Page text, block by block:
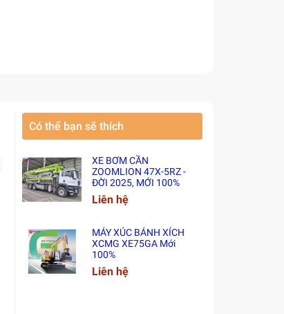
Có thể bạn sẽ thích
XE BƠM CẦN
ZOOMLION 47X-5RZ -
ĐỜI 2025, MỚI 100%
Liên hệ
MÁY XÚC BÁNH XÍCH
XCMG XE75GA Mới
100%
Liên hệ